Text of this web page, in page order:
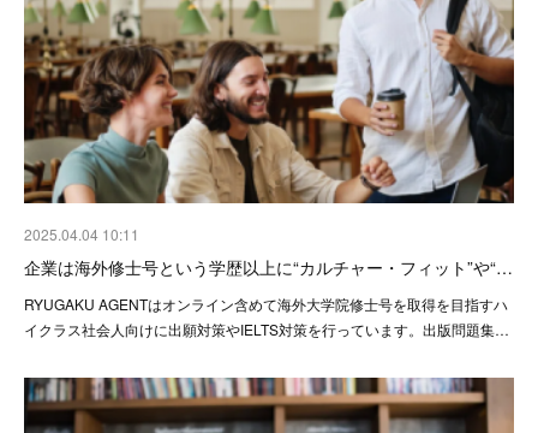
2025.04.04 10:11
企業は海外修士号という学歴以上に“カルチャー・フィット”や“…
RYUGAKU AGENTはオンライン含めて海外大学院修士号を取得を目指すハ
イクラス社会人向けに出願対策やIELTS対策を行っています。出版問題集…